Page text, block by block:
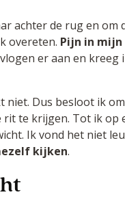
achter de rug en om
overeten. Pijn in mijn
vlogen er aan en kreeg
niet. Dus besloot ik
te krijgen. Tot ik op
Ik vond het niet
kijken.